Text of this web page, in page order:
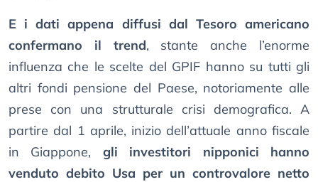
E i dati appena diffusi dal Tesoro americano
confermano il trend, stante anche l’enorme
influenza che le scelte del GPIF hanno su tutti gli
altri fondi pensione del Paese, notoriamente alle
prese con una strutturale crisi demografica. A
partire dal 1 aprile, inizio dell’attuale anno fiscale
in Giappone, gli investitori nipponici hanno
venduto debito Usa per un controvalore netto